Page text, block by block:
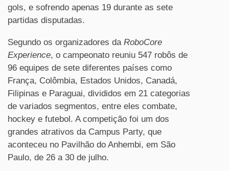
gols, e sofrendo apenas 19 durante as sete
partidas disputadas.
Segundo os organizadores da RoboCore
Experience, o campeonato reuniu 547 robôs de
96 equipes de sete diferentes países como
França, Colômbia, Estados Unidos, Canadá,
Filipinas e Paraguai, divididos em 21 categorias
de variados segmentos, entre eles combate,
hockey e futebol. A competição foi um dos
grandes atrativos da Campus Party, que
aconteceu no Pavilhão do Anhembi, em São
Paulo, de 26 a 30 de julho.